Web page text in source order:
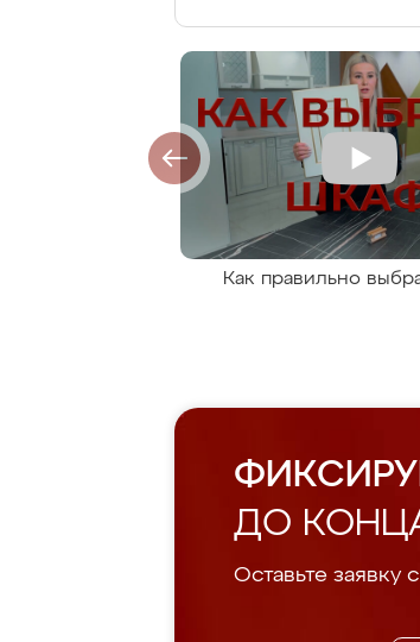
Как правильно
ДО
Оставьте заявку